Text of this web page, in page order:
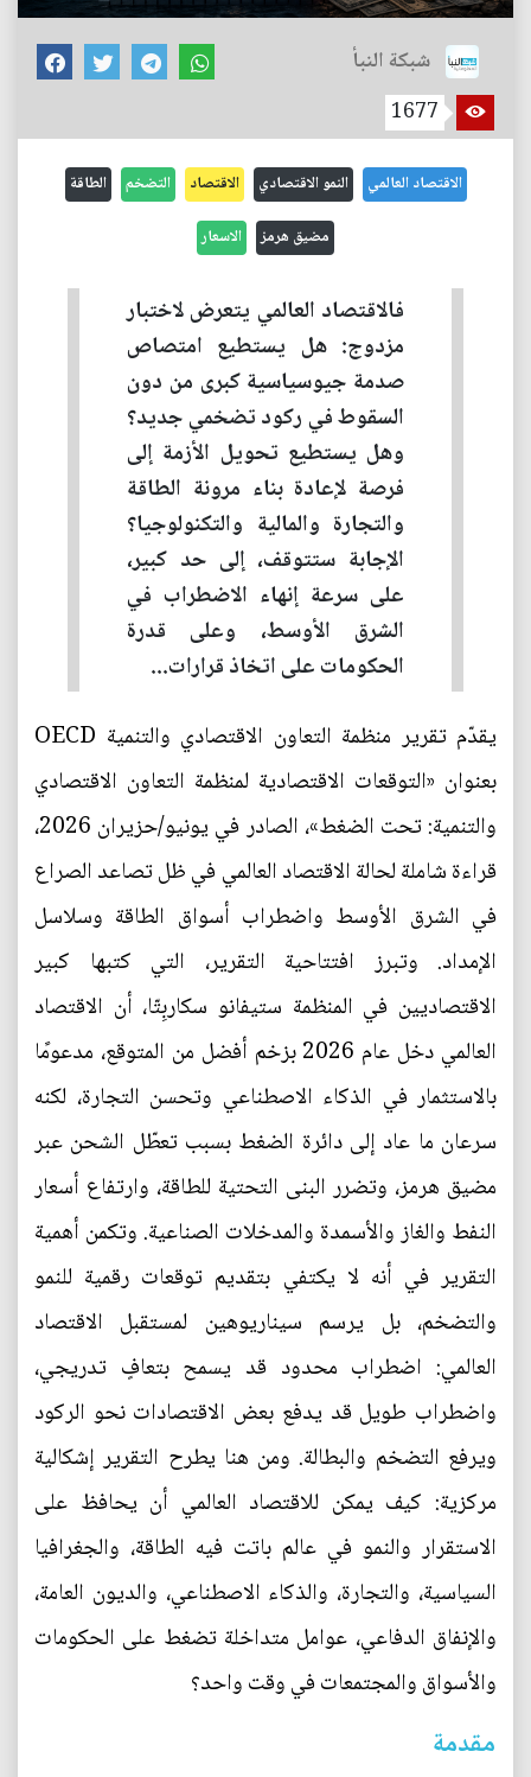
شبكة النبأ
1677
الاقتصاد العالمي النمو الاقتصادي الاقتصاد التضخم الطاقة
مضيق هرمز الاسعار
فالاقتصاد العالمي يتعرض لاختبار
مزدوج: هل يستطيع امتصاص
صدمة جيوسياسية كبرى من دون
السقوط في ركود تضخمي جديد؟
وهل يستطيع تحويل الأزمة إلى
فرصة لإعادة بناء مرونة الطاقة
والتجارة والمالية والتكنولوجيا؟
الإجابة ستتوقف، إلى حد كبير،
على سرعة إنهاء الاضطراب في
الشرق الأوسط، وعلى قدرة
الحكومات على اتخاذ قرارات...
يقدّم تقرير منظمة التعاون الاقتصادي والتنمية OECD
بعنوان «التوقعات الاقتصادية لمنظمة التعاون الاقتصادي
والتنمية: تحت الضغط»، الصادر في يونيو/حزيران 2026،
قراءة شاملة لحالة الاقتصاد العالمي في ظل تصاعد الصراع
في الشرق الأوسط واضطراب أسواق الطاقة وسلاسل
الإمداد. وتبرز افتتاحية التقرير، التي كتبها كبير
الاقتصاديين في المنظمة ستيفانو سكاربِتّا، أن الاقتصاد
العالمي دخل عام 2026 بزخم أفضل من المتوقع، مدعومًا
بالاستثمار في الذكاء الاصطناعي وتحسن التجارة، لكنه
سرعان ما عاد إلى دائرة الضغط بسبب تعطّل الشحن عبر
مضيق هرمز، وتضرر البنى التحتية للطاقة، وارتفاع أسعار
النفط والغاز والأسمدة والمدخلات الصناعية. وتكمن أهمية
التقرير في أنه لا يكتفي بتقديم توقعات رقمية للنمو
والتضخم، بل يرسم سيناريوهين لمستقبل الاقتصاد
العالمي: اضطراب محدود قد يسمح بتعافٍ تدريجي،
واضطراب طويل قد يدفع بعض الاقتصادات نحو الركود
ويرفع التضخم والبطالة. ومن هنا يطرح التقرير إشكالية
مركزية: كيف يمكن للاقتصاد العالمي أن يحافظ على
الاستقرار والنمو في عالم باتت فيه الطاقة، والجغرافيا
السياسية، والتجارة، والذكاء الاصطناعي، والديون العامة،
والإنفاق الدفاعي، عوامل متداخلة تضغط على الحكومات
والأسواق والمجتمعات في وقت واحد؟
مقدمة